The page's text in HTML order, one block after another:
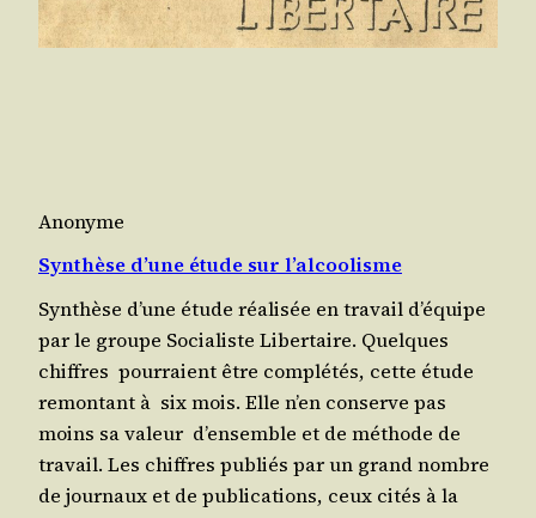
Anonyme
Synthèse d’une étude sur l’alcoolisme
Syn­thèse d’une étude réa­li­sée en tra­vail d’équipe
par le groupe Socia­liste Liber­taire. Quelques
chiffres pour­raient être com­plé­tés, cette étude
remon­tant à six mois. Elle n’en conserve pas
moins sa valeur d’ensemble et de méthode de
travail. Les chiffres publiés par un grand nombre
de jour­naux et de publi­ca­tions, ceux cités à la